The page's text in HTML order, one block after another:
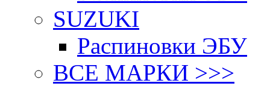
SUZUKI
Распиновки ЭБУ
ВСЕ МАРКИ >>>